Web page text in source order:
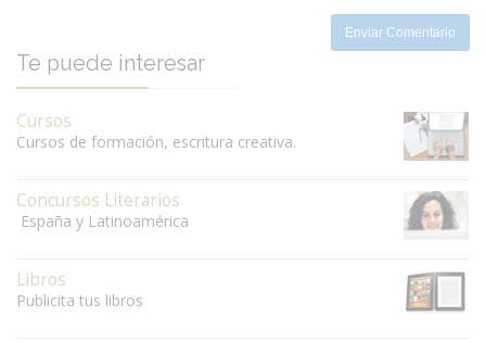
Enviar Comentario
Te puede interesar
Cursos
Cursos de formación, escritura creativa.
Concursos Literarios
España y Latinoamérica
Libros
Publicita tus libros